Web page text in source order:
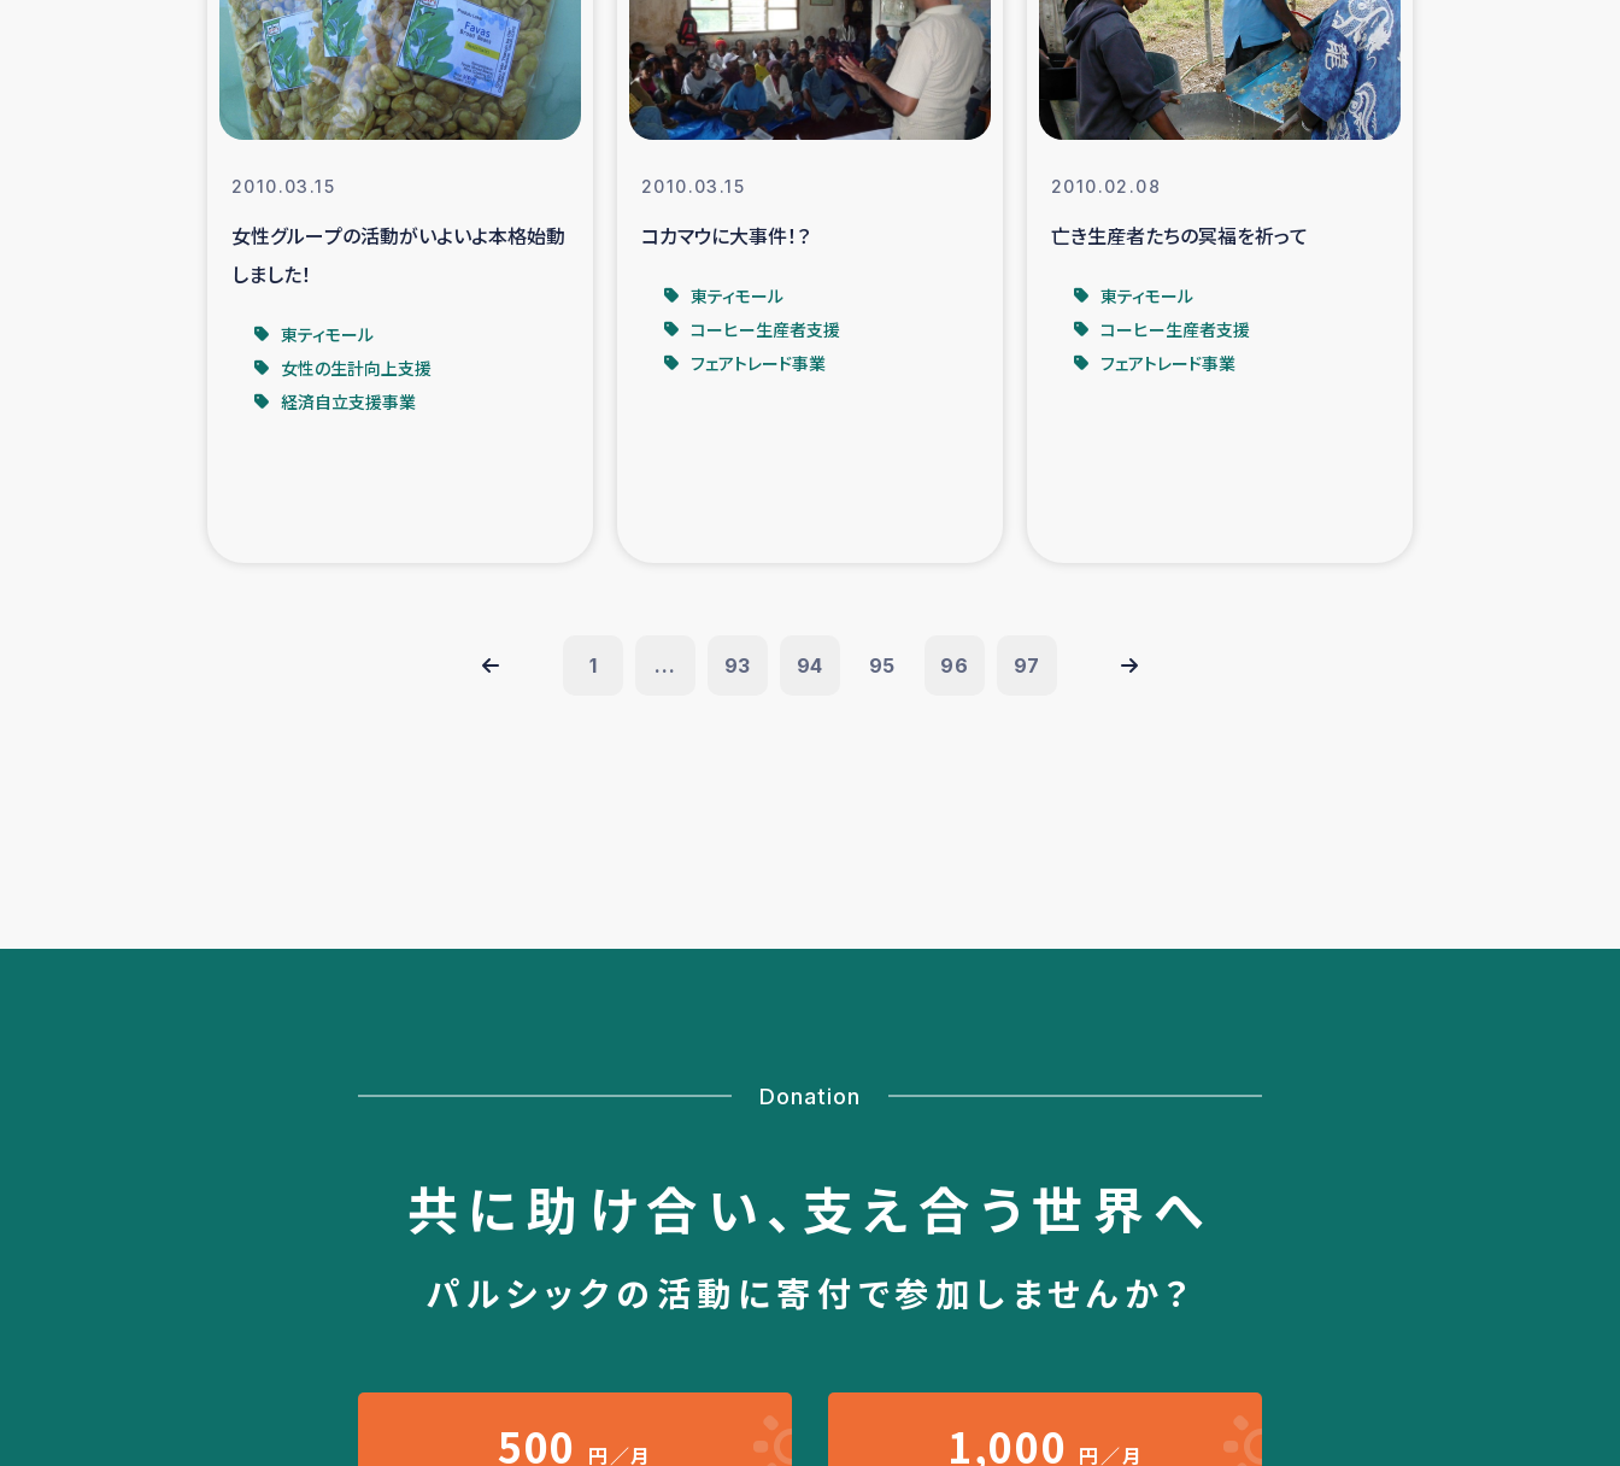
トルコ・シリア地震被災者支援 デニヤヤ小規模紅茶農家支援
コーヒー生産者支援 アイナロ県マウベシ郡でのコーヒー畑改善事業
ベイルート大規模爆発被災者支援 女性の生計向上支援
2010.03.15
女性グループの活動がいよいよ本格始動
しました！
東ティモール
女性の生計向上支援
経済自立支援事業
2010.03.15
コカマウに大事件！？
東ティモール
コーヒー生産者支援
フェアトレード事業
2010.02.08
亡き生産者たちの冥福を祈って
東ティモール
コーヒー生産者支援
フェアトレード事業
1 ... 93 94 95 96 97
Donation
共に助け合い、 支え合う世界へ
パルシックの活動に寄付で参加しませんか？
500 円／月 1,000 円／月